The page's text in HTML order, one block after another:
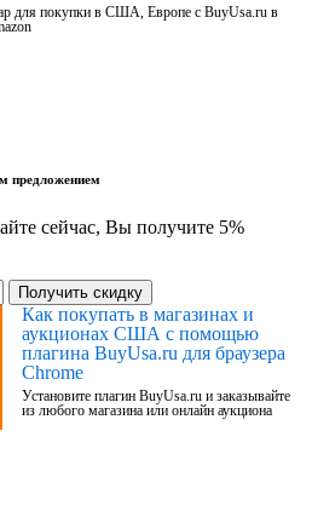
для покупки в США, Европе с BuyUsa.ru в
предложением
сейчас, Вы получите 5%
Получить скидку
Как покупать в магазинах и
аукционах США с помощью
плагина BuyUsa.ru для браузера
Chrome
Установите плагин BuyUsa.ru и заказывайте
из любого магазина или онлайн аукциона